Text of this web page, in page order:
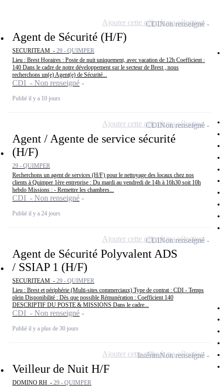
Agent de Sécurité (H/F)
SECURITEAM - 29 - QUIMPER
Lieu : Brest Horaires : Poste de nuit uniquement, avec vacation de 12h Coefficient :
140 Dans le cadre de notre développement sur le secteur de Brest , nous
recherchons un(e) Agent(e) de Sécurité...
CDI - Non renseigné
Publié il y a 10 jours
CDINon renseigné
Ajouter cette offre à ma sélection
Agent / Agente de service sécurité
(H/F)
29 - QUIMPER
Recherchons un agent de services (H/F) pour le nettoyage des locaux chez nos
clients à Quimper 1ère entreprise : Du mardi au vendredi de 14h à 16h30 soit 10h
hebdo Missions : - Remettre les chambres...
CDI - Non renseigné
Publié il y a 24 jours
CDINon renseigné
Ajouter cette offre à ma sélection
Agent de Sécurité Polyvalent ADS
/ SSIAP 1 (H/F)
SECURITEAM - 29 - QUIMPER
Lieu : Brest et périphérie (Multi-sites commerciaux) Type de contrat : CDI - Temps
plein Disponibilité : Dès que possible Rémunération : Coefficient 140
DESCRIPTIF DU POSTE & MISSIONS Dans le cadre...
CDI - Non renseigné
Publié il y a plus de 30 jours
CDINon renseigné
Ajouter cette offre à ma sélection
Veilleur de Nuit H/F
DOMINO RH - 29 - QUIMPER
IntérimNon renseigné
Ajouter cette offre à ma sélection